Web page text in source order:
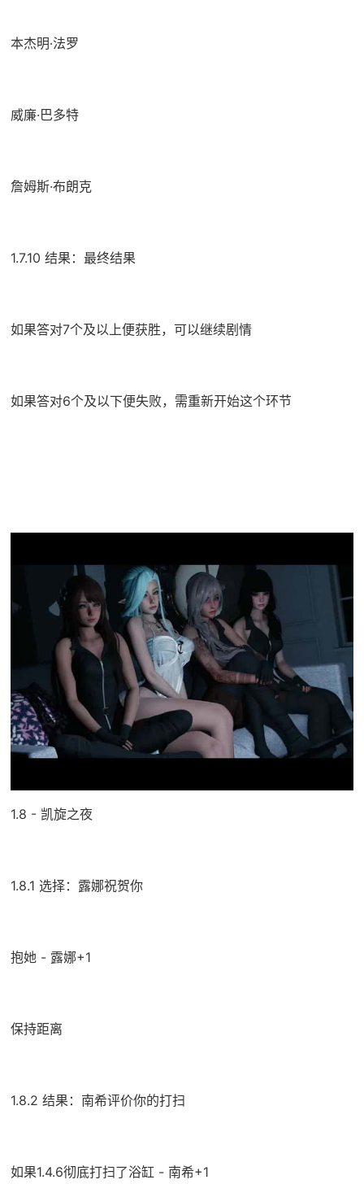
本杰明·法罗
威廉·巴多特
詹姆斯·布朗克
1.7.10 结果：最终结果
如果答对7个及以上便获胜，可以继续剧情
如果答对6个及以下便失败，需重新开始这个环节
1.8 - 凯旋之夜
1.8.1 选择：露娜祝贺你
抱她 - 露娜+1
保持距离
1.8.2 结果：南希评价你的打扫
如果1.4.6彻底打扫了浴缸 - 南希+1